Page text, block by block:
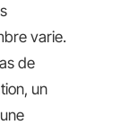
varie.
de
un